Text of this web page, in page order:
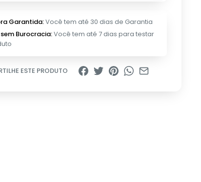
Garantida:Você tem até 30 dias de Garantia
Burocracia:Você tem até 7 dias para testar
ESTE PRODUTO